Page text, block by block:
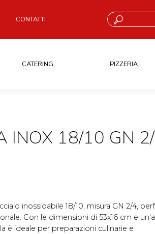
CONTATTI Cosa stai
CATERING PIZZERIA
INOX 18/10 GN
inossidabile 18/10, misura GN 2/4,
Con le dimensioni di 53x16 cm e
è ideale per preparazioni culinarie e